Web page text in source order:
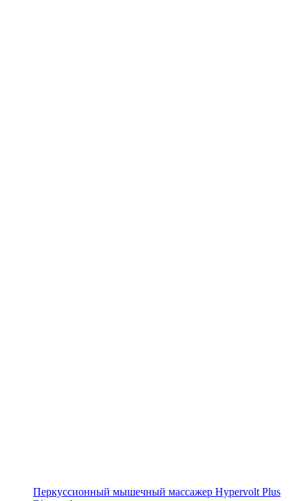
Перкуссионный мышечный массажер Hypervolt Plus